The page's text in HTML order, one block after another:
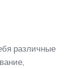
различные